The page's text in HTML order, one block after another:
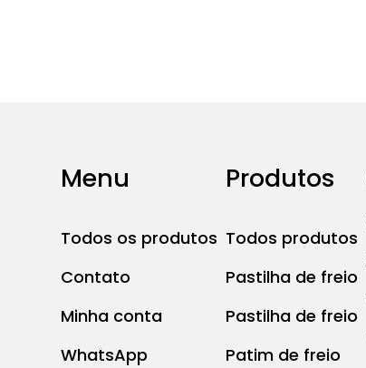
Menu
Todos os produtos
Contato
Minha conta
WhatsApp
Produtos
Todos produtos
Pastilha de freio
Pastilha de freio
Patim de freio